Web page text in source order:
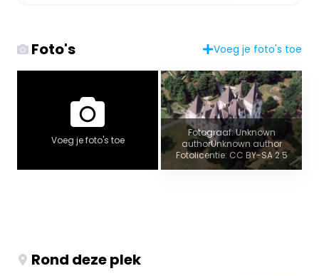
Foto's Voeg je foto's toe
Voeg je foto's toe
Fotograaf: Unknown
authorUnknown author
Fotolicentie: CC BY-SA 2.5
Rond deze plek